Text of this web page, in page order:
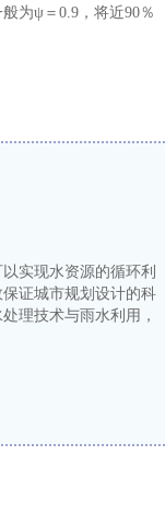
为ψ＝0.9，将近90％
实现水资源的循环利
证城市规划设计的科
理技术与雨水利用，